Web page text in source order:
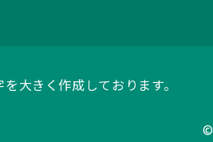
大きく作成しております。